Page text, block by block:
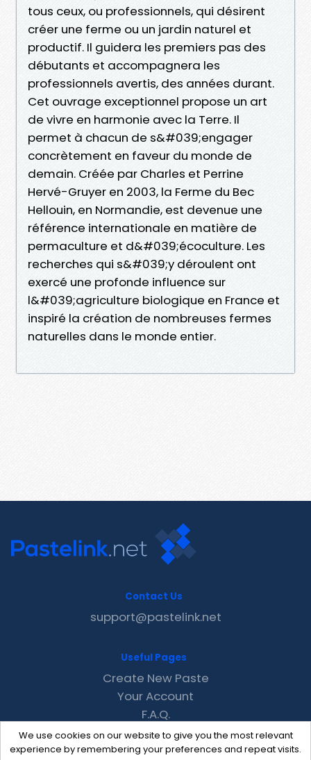
tous ceux, ou professionnels, qui désirent
créer une ferme ou un jardin naturel et
productif. Il guidera les premiers pas des
débutants et accompagnera les
professionnels avertis, des années durant.
Cet ouvrage exceptionnel propose un art
de vivre en harmonie avec la Terre. Il
permet à chacun de s&#039;engager
concrètement en faveur du monde de
demain. Créée par Charles et Perrine
Hervé-Gruyer en 2003, la Ferme du Bec
Hellouin, en Normandie, est devenue une
référence internationale en matière de
permaculture et d&#039;écoculture. Les
recherches qui s&#039;y déroulent ont
exercé une profonde influence sur
l&#039;agriculture biologique en France et
inspiré la création de nombreuses fermes
naturelles dans le monde entier.
We use cookies on our website to give you the most relevant
experience by remembering your preferences and repeat visits.
Contact Us
support@pastelink.net
Useful Pages
Create New Paste
Your Account
F.A.Q.
Recent
Contact